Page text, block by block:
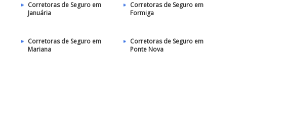
Corretoras de Seguro em
Januária
Corretoras de Seguro em
Formiga
Corretoras de Seguro em
Mariana
Corretoras de Seguro em
Ponte Nova